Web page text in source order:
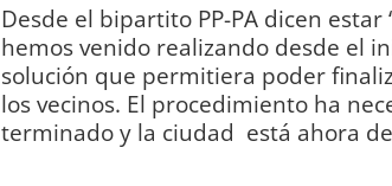
Desde el bipartito PP-PA dicen
hemos venido realizando desde el
solución que permitiera poder
los vecinos. El procedimiento ha
terminado y la ciudad está ahora